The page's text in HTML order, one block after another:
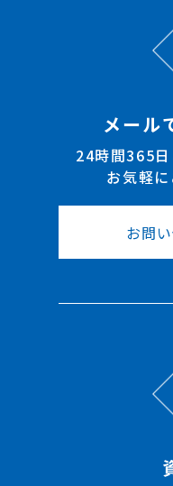
メール
24時間365日
お気軽に
お問